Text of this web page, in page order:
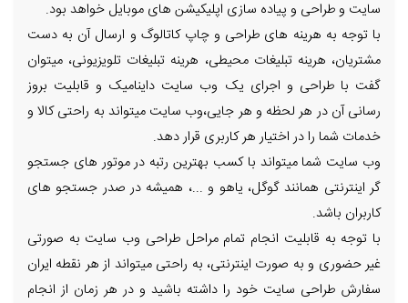
سایت و طراحی و پیاده سازی اپلیکیشن های موبایل خواهد بود.
با توجه به هرینه های طراحی و چاپ کاتالوگ و ارسال آن به دست
مشتریان، هرینه تبلیغات محیطی، هرینه تبلیغات تلویزیونی، میتوان
گفت با طراحی و اجرای یک وب سایت داینامیک و قابلیت بروز
رسانی آن در هر لحظه و هر جایی،وب سایت میتواند به راحتی کالا و
خدمات شما را در اختیار هر کاربری قرار دهد.
وب سایت شما میتواند با کسب بهترین رتبه در موتور های جستجو
گر اینترنتی همانند گوگل، یاهو و ...، همیشه در صدر جستجو های
کاربران باشد.
با توجه به قابلیت انجام تمام مراحل طراحی وب سایت به صورتی
غیر حضوری و به صورت اینترنتی، به راحتی میتواند از هر نقطه ایران
سفارش طراحی سایت خود را داشته باشید و در هر زمان از انجام